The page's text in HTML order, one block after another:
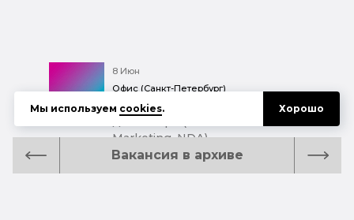
Вакансия в архиве
8 Июн
Офис (Санкт-Петербург)
Ищем графического
Marketing, NDA)
Мы используем cookies. Хорошо